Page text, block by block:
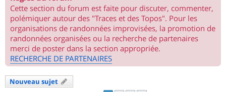
Cette section du forum est faite pour discuter, commenter,
polémiquer autour des "Traces et des Topos". Pour les
organisations de randonnées improvisées, la promotion de
randonnées organisées ou la recherche de partenaires
merci de poster dans la section appropriée.
RECHERCHE DE PARTENAIRES
Nouveau sujet